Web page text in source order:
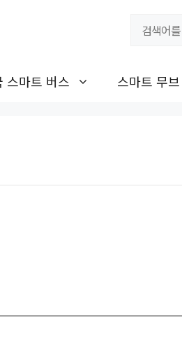
스마트 버스 스마트 무브